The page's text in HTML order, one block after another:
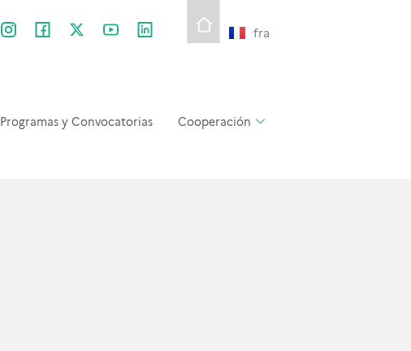
fra
Programas y Convocatorias Cooperación